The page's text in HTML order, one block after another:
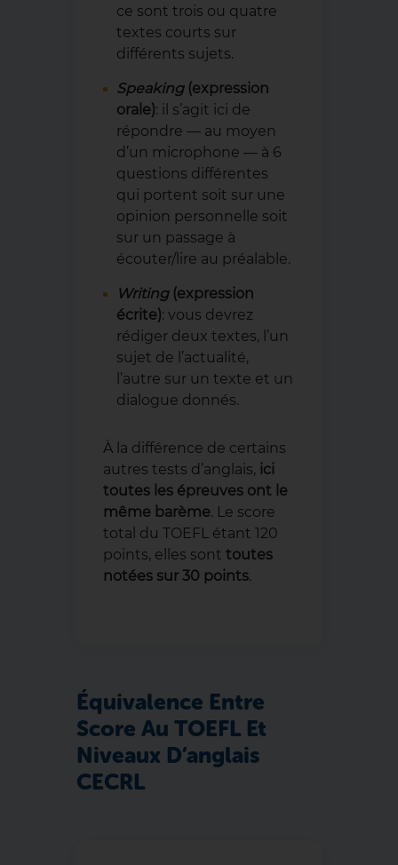
ce sont trois ou quatre
textes courts sur
différents sujets.
Speaking(expression
orale): il s’agit ici de
répondre — au moyen
d’un microphone — à 6
questions différentes
qui portent soit sur une
opinion personnelle soit
sur un passage à
écouter/lire au préalable.
Writing(expression
écrite): vous devrez
rédiger deux textes, l’un
sujet de l’actualité,
l’autre sur un texte et un
dialogue donnés.
À la différence de certains
autres tests d’anglais, ici
toutes les épreuves ont le
même barème. Le score
total du TOEFL étant 120
points, elles sonttoutes
notées sur 30 points.
Équivalence Entre
Score Au TOEFL Et
Niveaux D’anglais
CECRL